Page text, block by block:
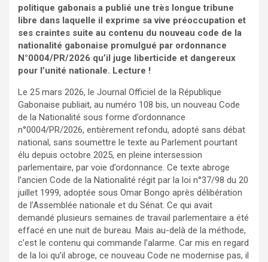
politique gabonais a publié une très longue tribune
libre dans laquelle il exprime sa vive préoccupation et
ses craintes suite au contenu du nouveau code de la
nationalité gabonaise promulgué par ordonnance
N°0004/PR/2026 qu’il juge liberticide et dangereux
pour l’unité nationale. Lecture !
Le 25 mars 2026, le Journal Officiel de la République
Gabonaise publiait, au numéro 108 bis, un nouveau Code
de la Nationalité sous forme d’ordonnance
n°0004/PR/2026, entièrement refondu, adopté sans débat
national, sans soumettre le texte au Parlement pourtant
élu depuis octobre 2025, en pleine intersession
parlementaire, par voie d’ordonnance. Ce texte abroge
l’ancien Code de la Nationalité régit par la loi n°37/98 du 20
juillet 1999, adoptée sous Omar Bongo après délibération
de l’Assemblée nationale et du Sénat. Ce qui avait
demandé plusieurs semaines de travail parlementaire a été
effacé en une nuit de bureau. Mais au-delà de la méthode,
c’est le contenu qui commande l’alarme. Car mis en regard
de la loi qu’il abroge, ce nouveau Code ne modernise pas, il